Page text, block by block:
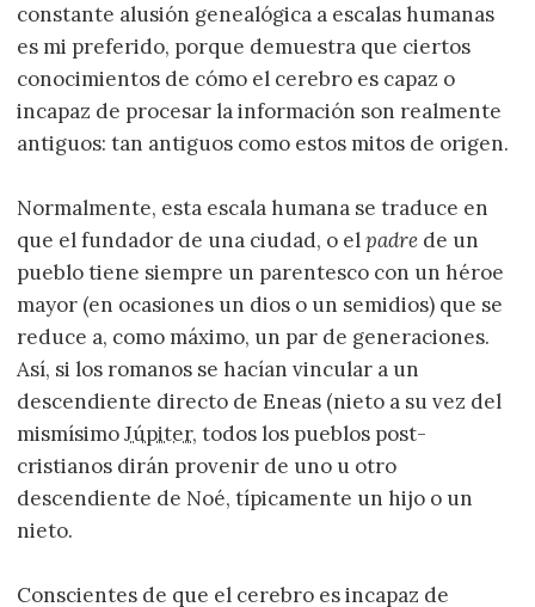
constante alusión genealógica a escalas humanas
es mi preferido, porque demuestra que ciertos
conocimientos de cómo el cerebro es capaz o
incapaz de procesar la información son realmente
antiguos: tan antiguos como estos mitos de origen.
Normalmente, esta escala humana se traduce en
que el fundador de una ciudad, o elpadre de un
pueblo tiene siempre un parentesco con un héroe
mayor (en ocasiones un dios o un semidios) que se
reduce a, como máximo, un par de generaciones.
Así, si los romanos se hacían vincular a un
descendiente directo de Eneas (nieto a su vez del
mismísimoJúpiter, todos los pueblos post-
cristianos dirán provenir de uno u otro
descendiente de Noé, típicamente un hijo o un
nieto.
Conscientes de que el cerebro es incapaz de